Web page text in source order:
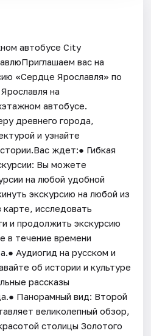
автобусе City
вас на
«Сердце Ярославля» по
на
автобусе.
древнего города,
и узнайте
ждет:● Гибкая
Вы можете
на любой удобной
экскурсию на любой из
карте, исследовать
и продолжить экскурсию
в течение времени
Аудиогид на русском и
об истории и культуре
рассказы
Панорамный вид: Второй
великолепный обзор,
столицы Золотого